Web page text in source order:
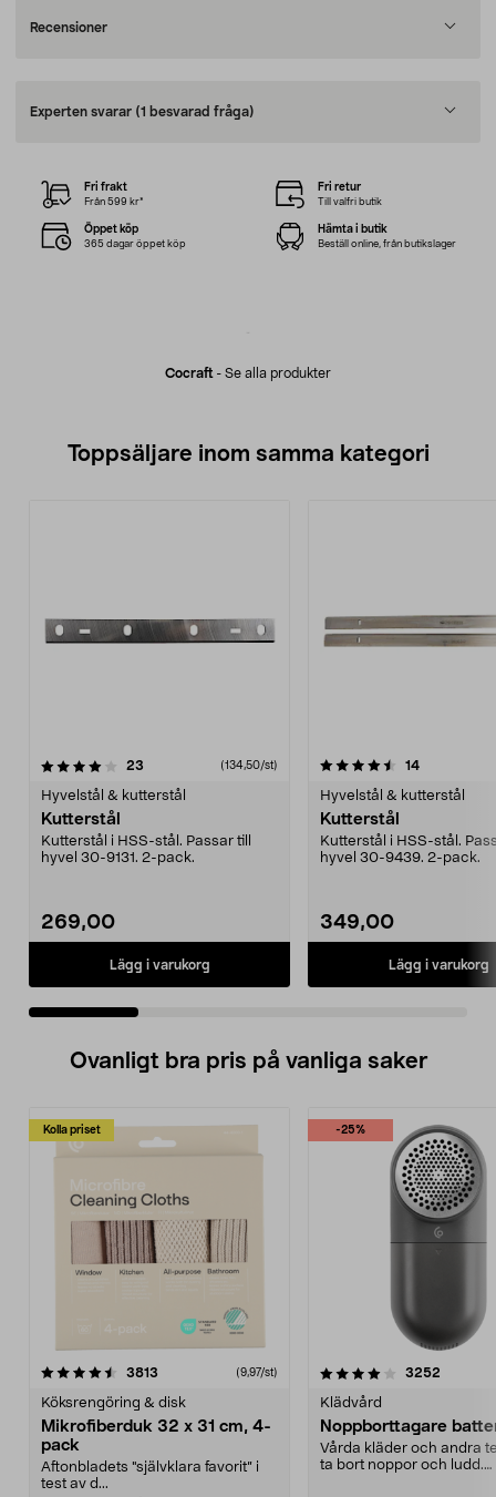
Recensioner
Experten svarar (1 besvarad fråga)
Cocraft - Se alla produkter
Fri frakt
Från 599 kr*
Fri retur
Till valfri butik
Öppet köp
365 dagar öppet köp
Hämta i butik
Beställ online, från butikslager
Toppsäljare inom samma kategori
23 (134,50/st)
Hyvelstål & kutterstål
Kutterstål
Kutterstål i HSS-stål. Passar till
hyvel 30-9131. 2-pack.
269,00
Lägg i varukorg
4.5 av 5 stjärnor 14recensioner
Hyvelstål & kutterstål
Kutterstål
Kutterstål i HSS-stål.
hyvel 30-9439. 2-pack.
349,00
Lägg i varukorg
4.5 av 5 stjärnor
Ovanligt bra pris på vanliga saker
Kolla priset
3813 (9,97/st)
Köksrengöring & disk
Mikrofiberduk 32 x 31 cm, 4-
pack
Aftonbladets "självklara favorit” i
test av d...
-25%
4.0av 5 stjärnor 3252
Klädvård
Noppborttagare
Vårda kläder och andra
ta bort noppor och ludd.
4.5av 5 stjärnor